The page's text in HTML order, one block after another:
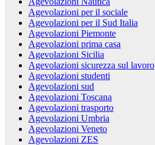
Agevolazioni per il sociale
Agevolazioni per il Sud Italia
Agevolazioni Piemonte
Agevolazioni prima casa
Agevolazioni Sicilia
Agevolazioni sicurezza sul lavoro
Agevolazioni studenti
Agevolazioni sud
Agevolazioni Toscana
Agevolazioni trasporto
Agevolazioni Umbria
Agevolazioni Veneto
Agevolazioni ZES